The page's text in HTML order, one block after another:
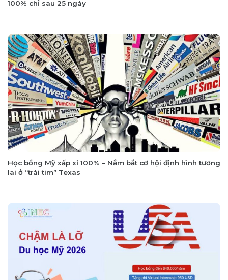
100% chỉ sau 25 ngày
Học bổng Mỹ xấp xỉ 100% – Nắm bắt cơ hội định hình tương
lai ở “trái tim” Texas